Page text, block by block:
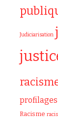
Judiciarisation
profilages
Racisme